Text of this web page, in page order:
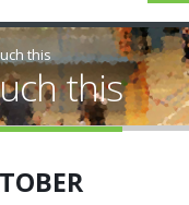
this
this